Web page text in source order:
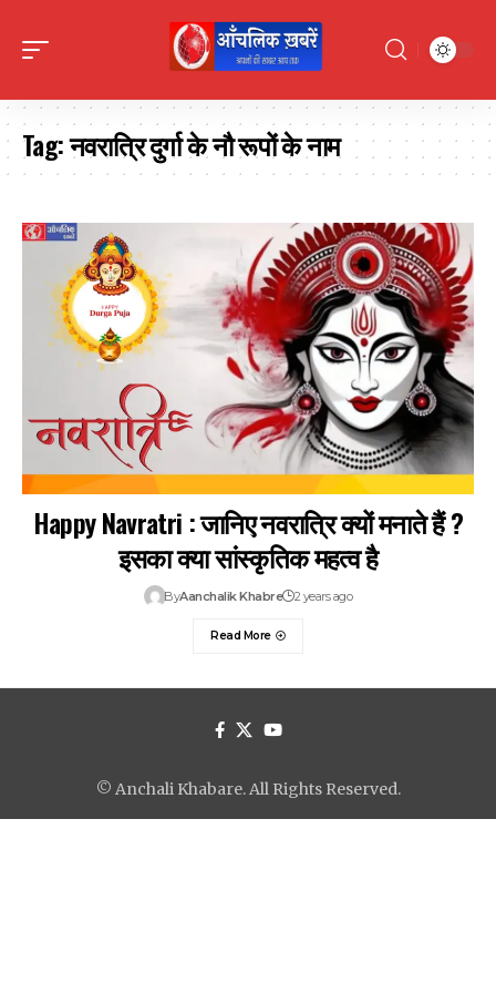
Tag:नवरात्रि दुर्गा के नौ रूपों के नाम
Happy Navratri : जानिए नवरात्रि क्यों मनाते हैं ?
इसका क्या सांस्कृतिक महत्व है
ByAanchalik Khabre 2 years ago
Read More
© Anchali Khabare. All Rights Reserved.